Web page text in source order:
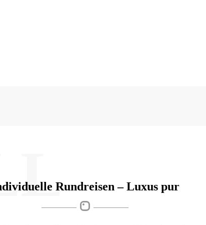
Rundreisen – Luxus pur